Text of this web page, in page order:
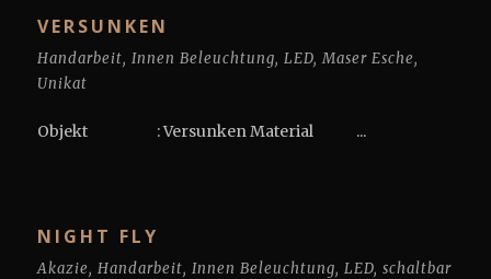
VERSUNKEN
Handarbeit, Innen Beleuchtung, LED, Maser Esche,
Unikat
Objekt : Versunken Material ...
NIGHT FLY
Akazie, Handarbeit, Innen Beleuchtung, LED, schaltbar